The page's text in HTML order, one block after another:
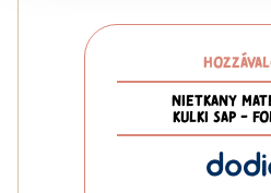
NIETKANY
KULKI SAP -